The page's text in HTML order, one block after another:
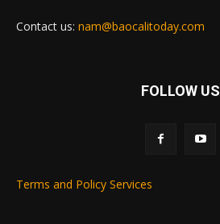
Contact us: nam@baocalitoday.com
FOLLOW US
Terms and Policy Services